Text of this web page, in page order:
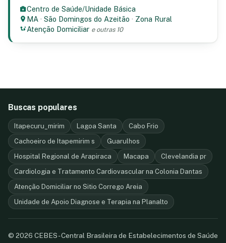
Centro de Saúde/Unidade Básica
MA ·São Domingos do Azeitão · Zona Rural
Atenção Domiciliar e outras 10
Buscas populares
Itapecuru_mirim Lagoa Santa
Cabo Frio
Cachoeiro de Itapemirim s
Guarulhos
Hospital Regional de Arapiraca
Macapa
Clevelandia pr
Cardiologia e Tratamento Cardiovascular na Colonia Dantas
Atenção Domiciliar no Sitio Corrego Areia
Unidade de Apoio Diagnose e Terapia na Planalto
© 2026 CEBES - Central Brasileira de Estabelecimentos de Saúde